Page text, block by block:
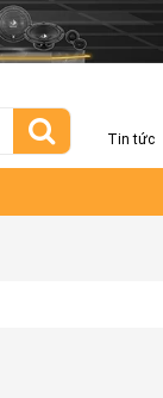
Tin tức